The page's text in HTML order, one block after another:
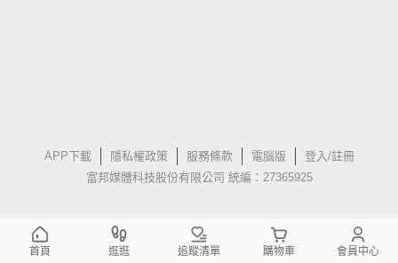
APP下載 隱私權政策 服務條款 電腦版
登入/註冊
富邦媒體科技股份有限公司 統編：27365925
首頁 逛逛 追蹤清單 購物車 會員中心